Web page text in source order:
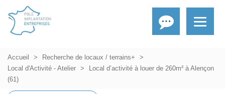
Accueil
Recherche de locaux / terrains+
Local d'Activité - Atelier
Local d’activité à louer de 260m² à Alençon
(61)